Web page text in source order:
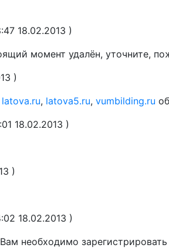
18.02.2013 )
момент удалён, уточните,
)
latova.ru, latova5.ru, vumbilding.ru
18.02.2013 )
)
18.02.2013 )
необходимо